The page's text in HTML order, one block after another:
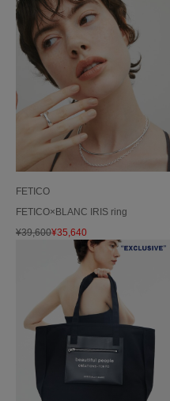
FETICO
FETICO×BLANC IRIS ring
¥39,600¥35,640